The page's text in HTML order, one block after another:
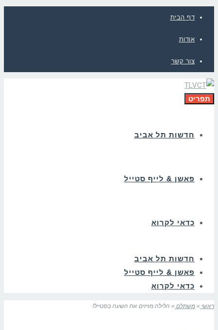
דף הבית
אודות
צור קשר
תפריט
חדשות תל אביב
פאשן & לייף סטייל
כדאי לקרוא
חדשות תל אביב
פאשן & לייף סטייל
כדאי לקרוא
ראשי » משתלם » הלילה מזיזים את השעה בסטייל!